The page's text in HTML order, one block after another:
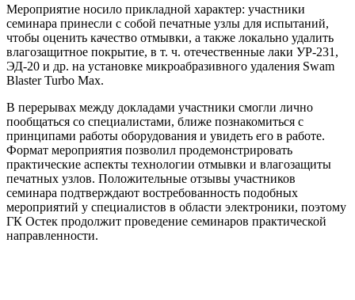
Мероприятие носило прикладной характер: участники
семинара принесли с собой печатные узлы для испытаний,
чтобы оценить качество отмывки, а также локально удалить
влагозащитное покрытие, в т. ч. отечественные лаки УР-231,
ЭД-20 и др. на установке микроабразивного удаления Swam
Blaster Turbo Max.
В перерывах между докладами участники смогли лично
пообщаться со специалистами, ближе познакомиться с
принципами работы оборудования и увидеть его в работе.
Формат мероприятия позволил продемонстрировать
практические аспекты технологии отмывки и влагозащиты
печатных узлов. Положительные отзывы участников
семинара подтверждают востребованность подобных
мероприятий у специалистов в области электроники, поэтому
ГК Остек продолжит проведение семинаров практической
направленности.